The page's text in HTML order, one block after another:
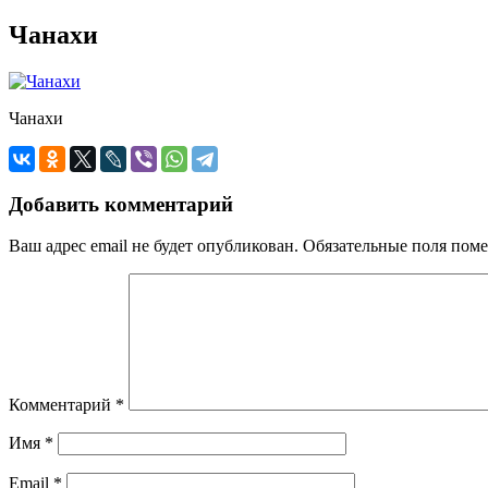
Чанахи
Чанахи
Добавить комментарий
Ваш адрес email не будет опубликован. Обязательные поля
Комментарий *
Имя *
Email *